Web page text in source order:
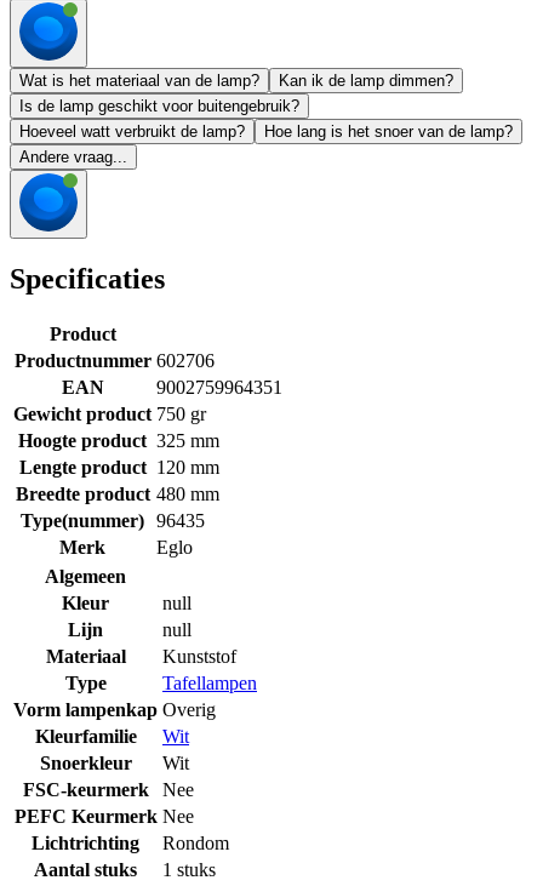
Wat is het materiaal van de lamp?
Kan ik de lamp dimmen?
Is de lamp geschikt voor buitengebruik?
Hoeveel watt verbruikt de lamp?
Hoe lang is het snoer van de lamp?
Andere vraag...
Specificaties
Product
Productnummer 602706
EAN
9002759964351
Gewicht product 750 gr
Hoogte product 325 mm
Lengte product 120 mm
Breedte product 480 mm
Type(nummer) 96435
Merk
Eglo
Algemeen
Kleur
null
Lijn
null
Materiaal
Kunststof
Type
Tafellampen
Vorm lampenkap Overig
Kleurfamilie
Wit
Snoerkleur
Wit
FSC-keurmerk
Nee
PEFC Keurmerk Nee
Lichtrichting
Rondom
Aantal stuks
1 stuks